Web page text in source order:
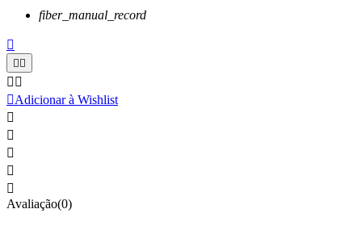
fiber_manual_record

 
 
Adicionar à Wishlist





Avaliação(0)